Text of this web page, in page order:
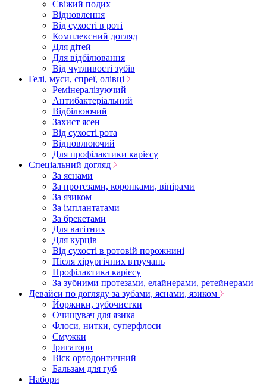
Свіжий подих
Відновлення
Від сухості в роті
Комплексний догляд
Для дітей
Для відбілювання
Від чутливості зубів
Гелі, муси, спреї, олівці
Ремінералізуючий
Антибактеріальний
Відбілюючий
Захист ясен
Від сухості рота
Відновлюючий
Для профілактики карієсу
Спеціальний догляд
За яснами
За протезами, коронками, вінірами
За язиком
За імплантатами
За брекетами
Для вагітних
Для курців
Від сухості в ротовій порожнині
Після хірургічних втручань
Профілактика карієсу
За зубними протезами, елайнерами, ретейнерами
Девайси по догляду за зубами, яснами, язиком
Йоржики, зубочистки
Очищувач для язика
Флоси, нитки, суперфлоси
Смужки
Іригатори
Віск ортодонтичний
Бальзам для губ
Набори